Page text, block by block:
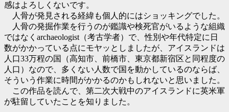
感はよろしくないです。
人骨が発見される経緯も個人的にはショッキングでした。
人骨の発掘作業を行うのが鑑識や検死官がいるような組織
ではなくarchaeologist（考古学者）で、性別や年代特定に日
数がかかっている点にモヤッとしましたが、アイスランドは
人口33万程の国（高知市、前橋市、東京都新宿区と同程度の
人口）なので、多くない人数で国を動かしているのならば、
そういう作業に時間がかかるのかもしれないと思いました。
この作品を読んで、第二次大戦中のアイスランドに英米軍
が駐留していたことを知りました。